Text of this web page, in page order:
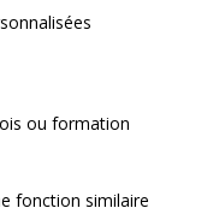
ou formation
fonction similaire